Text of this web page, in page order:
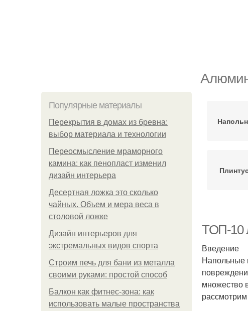
Популярные материалы
Перекрытия в домах из бревна:
выбор материала и технологии
Переосмысление мраморного
камина: как пенопласт изменил
дизайн интерьера
Десертная ложка это сколько
чайных. Объем и мера веса в
столовой ложке
Дизайн интерьеров для
экстремальных видов спорта
Строим печь для бани из металла
своими руками: простой способ
Балкон как фитнес-зона: как
использовать малые пространства
ТОП-10
Введение
Напольные
множество